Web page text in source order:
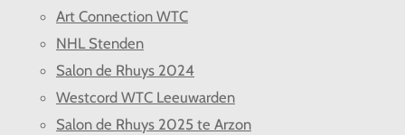
Art Connection WTC
NHL Stenden
Salon de Rhuys 2024
Westcord WTC Leeuwarden
Salon de Rhuys 2025 te Arzon